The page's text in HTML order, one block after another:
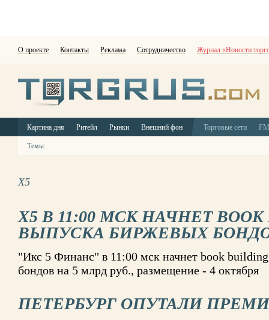
О проекте Контакты Реклама Сотрудничество Журнал «Новости
Картина дня Ритейл Рынки Внешний фон Торговые сети
Темы:
X5
X5 В 11:00 МСК НАЧНЕТ BOOK
ВЫПУСКА БИРЖЕВЫХ
"Икс 5 Финанс" в 11:00 мск начнет book
бондов на 5 млрд руб., размещение - 4 октября
ПЕТЕРБУРГ ОПУТАЛИ